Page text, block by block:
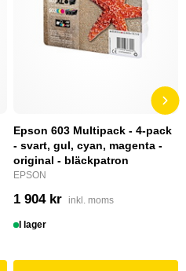
Epson 603 Multipack - 4-pack
- svart, gul, cyan, magenta -
original - bläckpatron
EPSON
1 904 kr inkl. moms
I lager